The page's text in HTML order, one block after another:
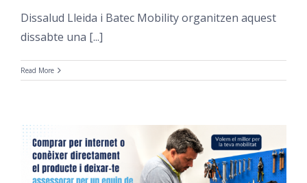
Dissalud Lleida i Batec Mobility organitzen aquest
dissabte una [...]
Read More